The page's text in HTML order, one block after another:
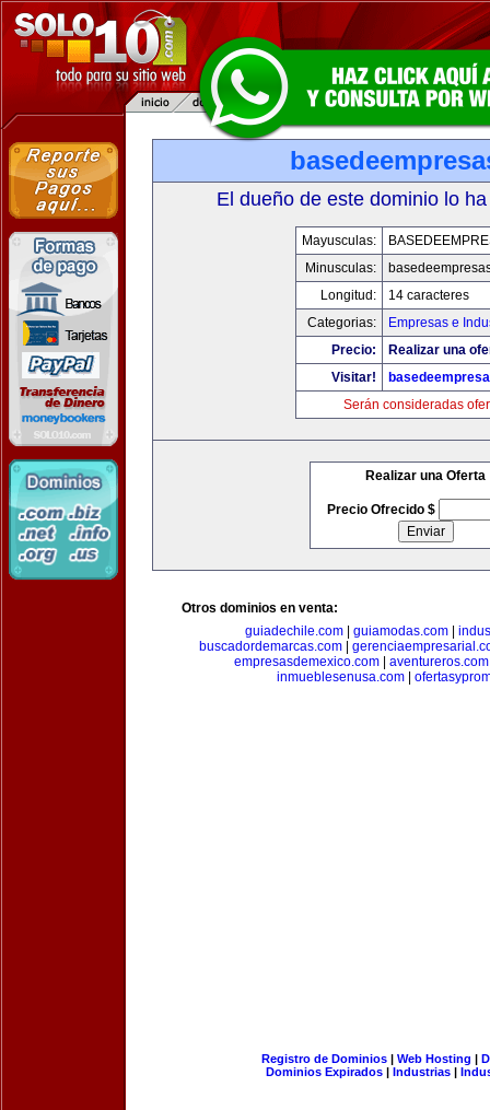
El dueño de este dominio lo
Mayusculas:
Minusculas:
Longitud:
14 caracteres
Categorias:
Empresas e
Precio:
Realizar una
Visitar!
Serán consideradas
Realizar una Oferta
Precio Ofrecido $
Otros dominios en venta:
guiadechile.com
guiamodas.com
buscadordemarcas.com|
empresasdemexico.com| aventureros.com
inmueblesenusa.com
Registro de Dominios| Web Hosting |
Dominios Expirados | Industrias |